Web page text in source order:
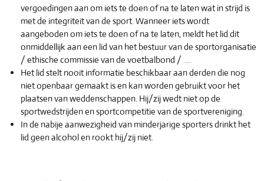
vergoedingen aan om iets te doen of na te laten wat in strijd is
met de integriteit van de sport. Wanneer iets wordt
aangeboden om iets te doen of na te laten, meldt het lid dit
onmiddellijk aan een lid van het bestuur van de sportorganisatie
/ ethische commissie van de voetbalbond / ….
Het lid stelt nooit informatie beschikbaar aan derden die nog
niet openbaar gemaakt is en kan worden gebruikt voor het
plaatsen van weddenschappen. Hij/zij wedt niet op de
sportwedstrijden en sportcompetitie van de sportvereniging.
In de nabije aanwezigheid van minderjarige sporters drinkt het
lid geen alcohol en rookt hij/zij niet.